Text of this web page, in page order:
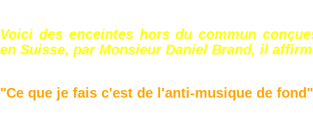
Voici des enceintes hors du commun
en Suisse, par Monsieur Daniel Brand, il
"Ce que je fais c'est de l'anti-musique de fond"